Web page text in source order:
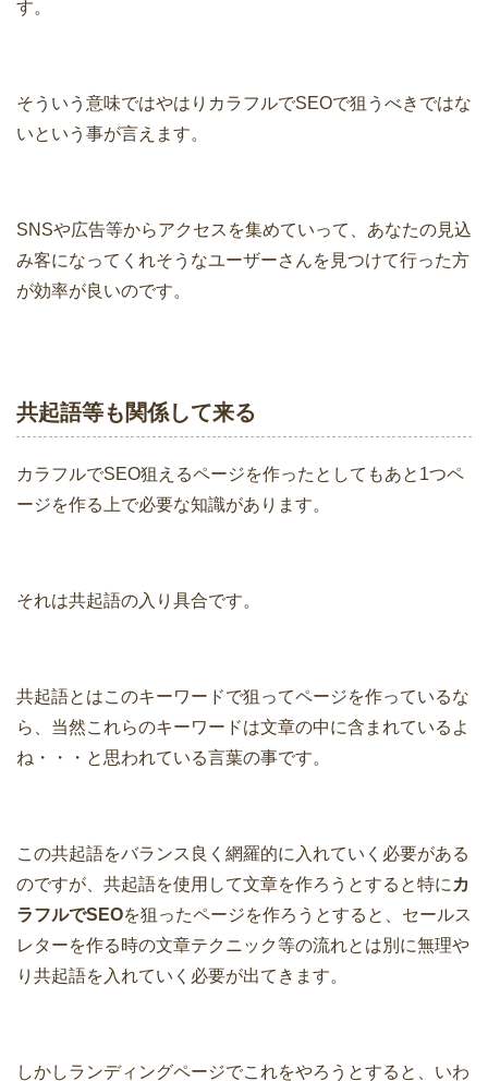
す。
そういう意味ではやはりカラフルでSEOで狙うべきではな
いという事が言えます。
SNSや広告等からアクセスを集めていって、あなたの見込
み客になってくれそうなユーザーさんを見つけて行った方
が効率が良いのです。
共起語等も関係して来る
カラフルでSEO狙えるページを作ったとしてもあと1つペ
ージを作る上で必要な知識があります。
それは共起語の入り具合です。
共起語とはこのキーワードで狙ってページを作っているな
ら、当然これらのキーワードは文章の中に含まれているよ
ね・・・と思われている言葉の事です。
この共起語をバランス良く網羅的に入れていく必要がある
のですが、共起語を使用して文章を作ろうとすると特に カ
ラフルでSEOを狙ったページを作ろうとすると、セールス
レターを作る時の文章テクニック等の流れとは別に無理や
り共起語を入れていく必要が出てきます。
しかしランディングページでこれをやろうとすると、いわ